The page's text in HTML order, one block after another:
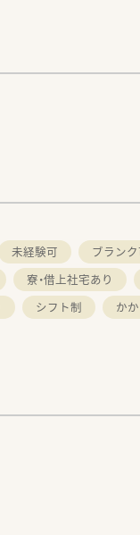
未経験可 ブラン
寮・借上社宅あり
シフト制
か